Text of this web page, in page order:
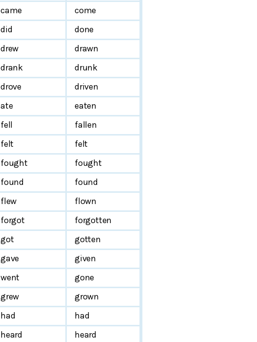
came
come
did
done
drew
drawn
drank
drunk
drove
driven
ate
eaten
fell
fallen
felt
felt
fought
fought
found
found
flew
flown
forgot
forgotten
got
gotten
gave
given
went
gone
grew
grown
had
had
heard
heard